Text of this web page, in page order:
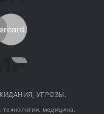
УГРОЗЫ.
медицина,